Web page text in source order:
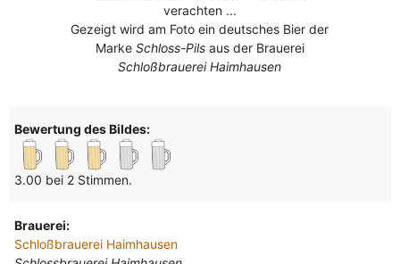
verachten ...
Gezeigt wird am Foto ein deutsches Bier der
Marke Schloss-Pilsaus der Brauerei
Schloßbrauerei Haimhausen
Bewertung des Bildes:
3.00 bei 2 Stimmen.
Brauerei:
Schloßbrauerei Haimhausen